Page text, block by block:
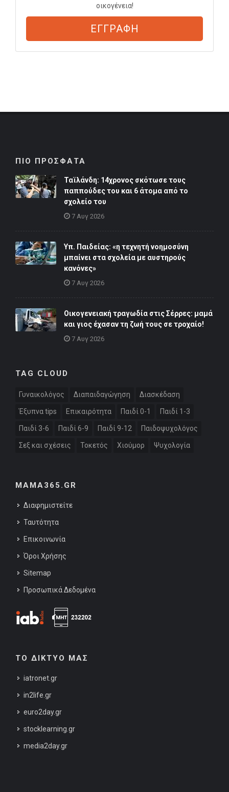
οικογένεια!
ΕΓΓΡΑΦΗ
ΠΙΟ ΠΡΟΣΦΑΤΑ
Ταϊλάνδη: 14χρονος σκότωσε τους
παππούδες του και 6 άτομα από το
σχολείο του
7 Αυγ 2026
Υπ. Παιδείας: «η τεχνητή νοημοσύνη
μπαίνει στα σχολεία με αυστηρούς
κανόνες»
7 Αυγ 2026
Οικογενειακή τραγωδία στις Σέρρες: μαμά
και γιος έχασαν τη ζωή τους σε τροχαίο!
7 Αυγ 2026
TAG CLOUD
Γυναικολόγος Διαπαιδαγώγηση Διασκέδαση
Έξυπνα tips Επικαιρότητα Παιδί 0-1 Παιδί 1-3
Παιδί 3-6 Παιδί 6-9 Παιδί 9-12 Παιδοψυχολόγος
Σεξ και σχέσεις Τοκετός Χιούμορ Ψυχολογία
MAMA365.GR
Διαφημιστείτε
Ταυτότητα
Επικοινωνία
Όροι Χρήσης
Sitemap
Προσωπικά Δεδομένα
ΤΟ ΔΙΚΤΥΟ ΜΑΣ
iatronet.gr
in2life.gr
euro2day.gr
stocklearning.gr
media2day.gr